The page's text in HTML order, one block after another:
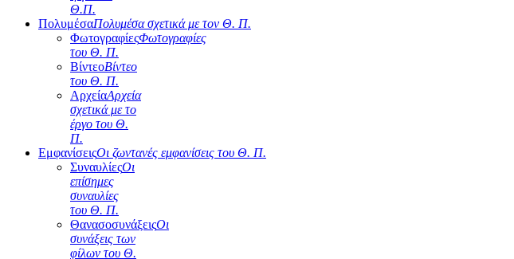
Θ.Π.
ΠολυμέσαΠολυμέσα σχετικά με τον Θ. Π.
ΦωτογραφίεςΦωτογραφίες
του Θ. Π.
ΒίντεοΒίντεο
του Θ. Π.
ΑρχείαΑρχεία
σχετικά με το
έργο του Θ.
Π.
ΕμφανίσειςΟι ζωντανές εμφανίσεις του Θ. Π.
ΣυναυλίεςΟι
επίσημες
συναυλίες
του Θ. Π.
ΘανασοσυνάξειςΟι
συνάξεις των
φίλων του Θ.